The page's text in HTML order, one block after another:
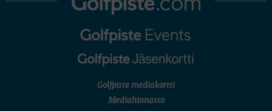
Golfpiste mediakortti
Mediahinnasto